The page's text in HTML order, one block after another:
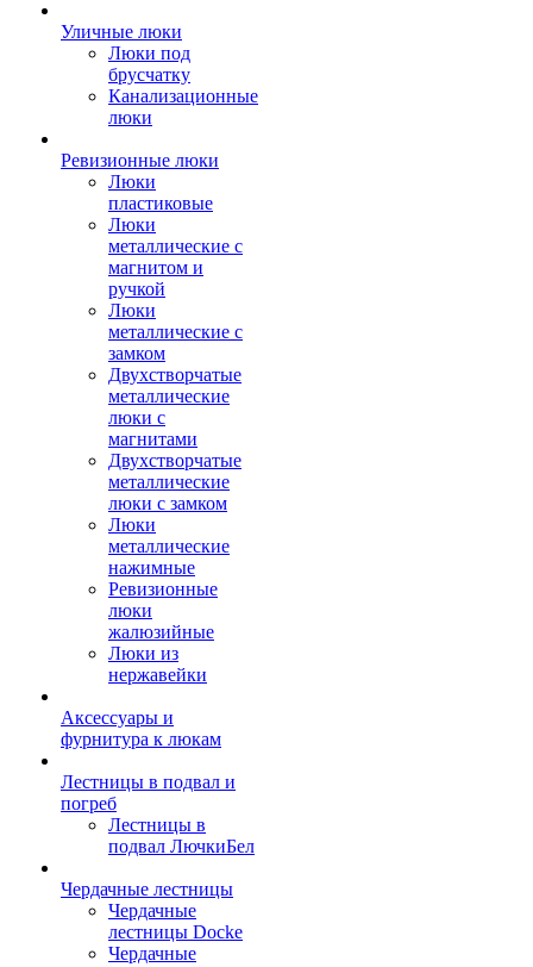
Уличные люки
Люки под
брусчатку
Канализационные
люки
Ревизионные люки
Люки
пластиковые
Люки
металлические с
магнитом и
ручкой
Люки
металлические с
замком
Двухстворчатые
металлические
люки с
магнитами
Двухстворчатые
металлические
люки с замком
Люки
металлические
нажимные
Ревизионные
люки
жалюзийные
Люки из
нержавейки
Аксессуары и
фурнитура к люкам
Лестницы в подвал и
погреб
Лестницы в
подвал ЛючкиБел
Чердачные лестницы
Чердачные
лестницы Docke
Чердачные